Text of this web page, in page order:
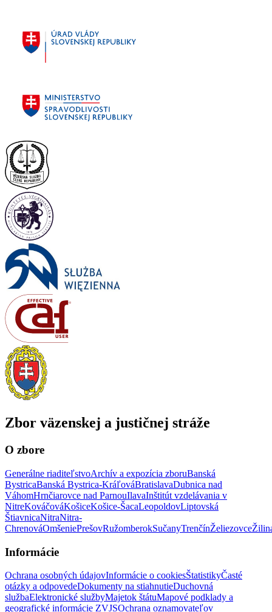
Zbor väzenskej a justičnej stráže
O zbore
Generálne riaditeľstvoArchív a expozícia zboruBanská
BystricaBanská Bystrica-KráľováBratislavaDubnica nad
VáhomHrnčiarovce nad ParnouIlavaInštitút vzdelávania v
NitreKováčováKošiceKošice-ŠacaLeopoldovLiptovská
ŠtiavnicaNitraNitra-
ChrenováOmšeniePrešovRužomberokSučanyTrenčínŽeliezovce
Informácie
Ochrana osobných údajovInformácie o cookiesŠtatistikyČasté
otázky a odpovedeDokumenty na stiahnutieDuchovná
službaElektronické službyMajetok štátuMapové podklady a
geografické informácie ZVJSOchrana oznamovateľov